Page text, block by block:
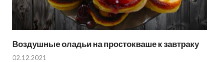
Воздушные оладьи на простокваше к завтраку
02.12.2021